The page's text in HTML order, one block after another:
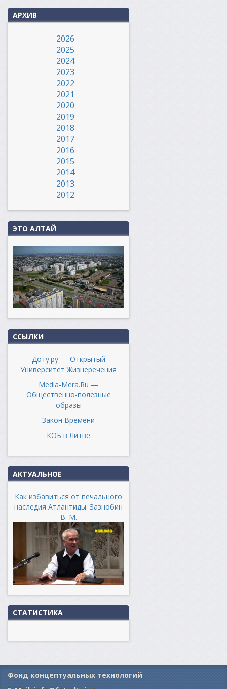
АРХИВ
2026
2025
2024
2023
2022
2021
2020
2019
2018
2017
2016
2015
2014
2013
2012
ЭТО АЛТАЙ
ССЫЛКИ
Доту.ру — Открытый
Университет Жизнеречения
Media-Mera.Ru —
Общественно-полезные
образы
Закон Времени
КОБ в Литве
АКТУАЛЬНОЕ
Как избавиться от печального
наследия Атлантиды. Зазнобин
В. М.
СТАТИСТИКА
Фонд концептуальных технологий